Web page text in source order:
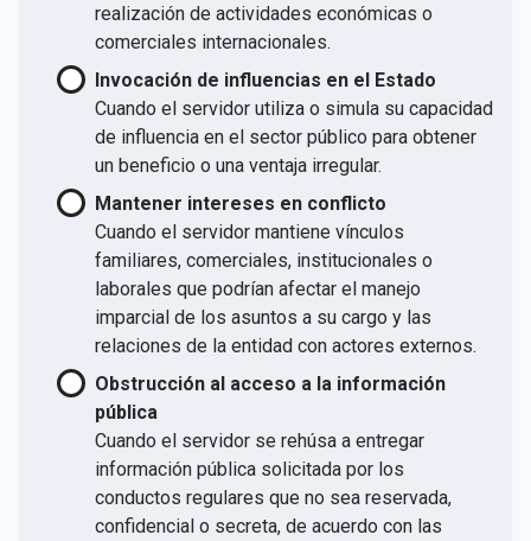
realización de actividades económicas o
comerciales internacionales.
Invocación de influencias en el Estado
Cuando el servidor utiliza o simula su capacidad
de influencia en el sector público para obtener
un beneficio o una ventaja irregular.
Mantener intereses en conflicto
Cuando el servidor mantiene vínculos
familiares, comerciales, institucionales o
laborales que podrían afectar el manejo
imparcial de los asuntos a su cargo y las
relaciones de la entidad con actores externos.
Obstrucción al acceso a la información
pública
Cuando el servidor se rehúsa a entregar
información pública solicitada por los
conductos regulares que no sea reservada,
confidencial o secreta, de acuerdo con las